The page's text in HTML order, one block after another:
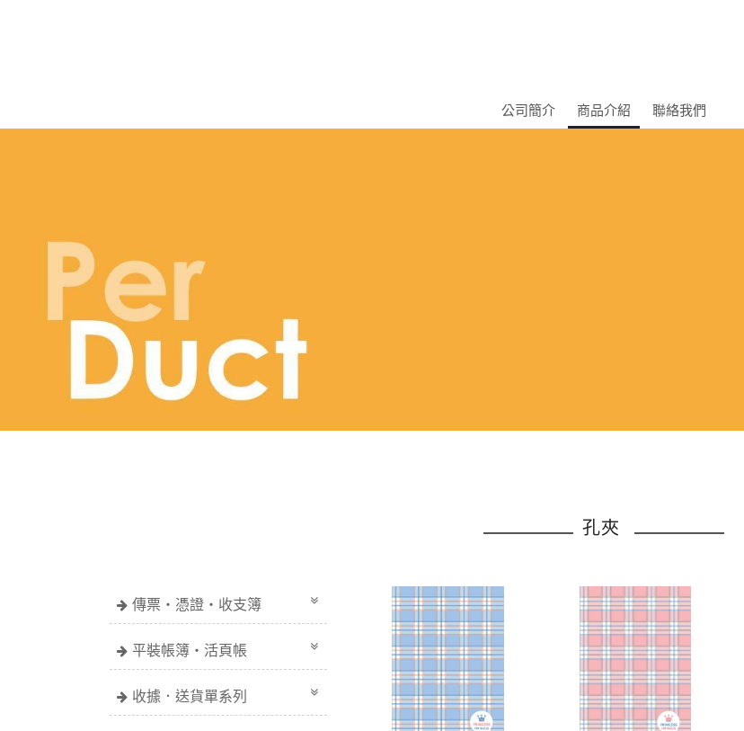
公司簡介 商品介紹 聯絡我們
孔夾
傳票・憑證・收支簿
平裝帳簿・活頁帳
收據．送貨單系列